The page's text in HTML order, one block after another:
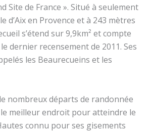
Site de France ». Situé à seulement
d’Aix en Provence et à 243 mètres
s’étend sur 9,9km² et compte
dernier recensement de 2011. Ses
les Beaurecueins et les
nombreux départs de randonnée
meilleur endroit pour atteindre le
connu pour ses gisements